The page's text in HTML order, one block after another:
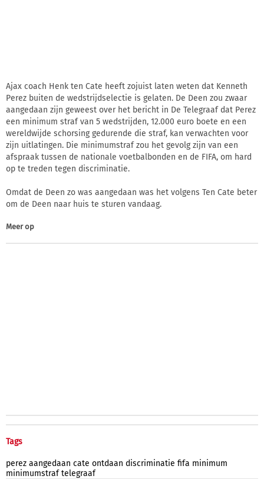
Ajax coach Henk ten Cate heeft zojuist laten weten dat Kenneth
Perez buiten de wedstrijdselectie is gelaten. De Deen zou zwaar
aangedaan zijn geweest over het bericht in De Telegraaf dat Perez
een minimum straf van 5 wedstrijden, 12.000 euro boete en een
wereldwijde schorsing gedurende die straf, kan verwachten voor
zijn uitlatingen. Die minimumstraf zou het gevolg zijn van een
afspraak tussen de nationale voetbalbonden en de FIFA, om hard
op te treden tegen discriminatie.
Omdat de Deen zo was aangedaan was het volgens Ten Cate beter
om de Deen naar huis te sturen vandaag.
Meer op
Tags
perez aangedaan cate ontdaan discriminatie fifa minimum
minimumstraf telegraaf